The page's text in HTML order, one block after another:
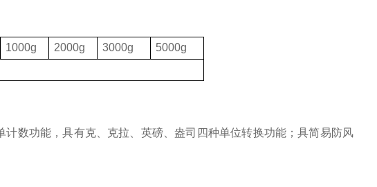
1000g 2000g 3000g
5000g
计数功能，具有克、克拉、英磅、盎司四种单位转换功能；具简易防风